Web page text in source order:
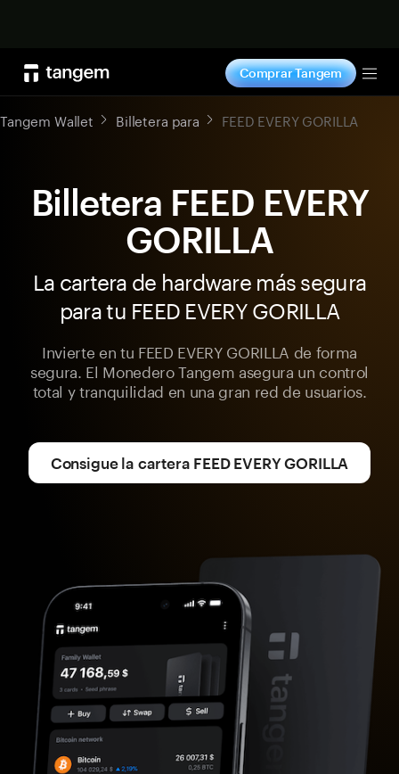
Comprar Tangem
Tangem Wallet Billetera para FEED EVERY GORILLA
Billetera FEED EVERY
GORILLA
La cartera de hardware más segura
para tu FEED EVERY GORILLA
Invierte en tu FEED EVERY GORILLA de forma
segura. El Monedero Tangem asegura un control
total y tranquilidad en una gran red de usuarios.
Consigue la cartera FEED EVERY GORILLA